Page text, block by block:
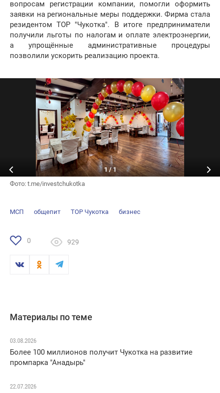
вопросам регистрации компании, помогли оформить
заявки на региональные меры поддержки. Фирма стала
резидентом ТОР "Чукотка". В итоге предприниматели
получили льготы по налогам и оплате электроэнергии,
а упрощённые административные процедуры
позволили ускорить реализацию проекта.
Фото: t.me/investchukotka
1/1
МСП общепит ТОР Чукотка бизнес
0 929
Материалы по теме
03.08.2026
Более 100 миллионов получит Чукотка на развитие
промпарка "Анадырь"
22.07.2026